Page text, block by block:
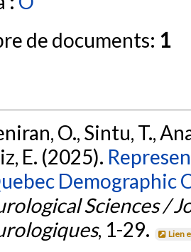
de documents: 1
O., Sintu, T.,
E. (2025).
Demographic
Sciences /
, 1-29. Lien